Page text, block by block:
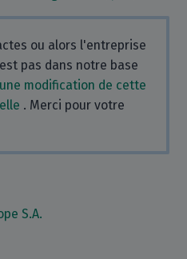
ou alors l'entreprise
pas dans notre base
une modification de cette
. Merci pour votre
S.A.